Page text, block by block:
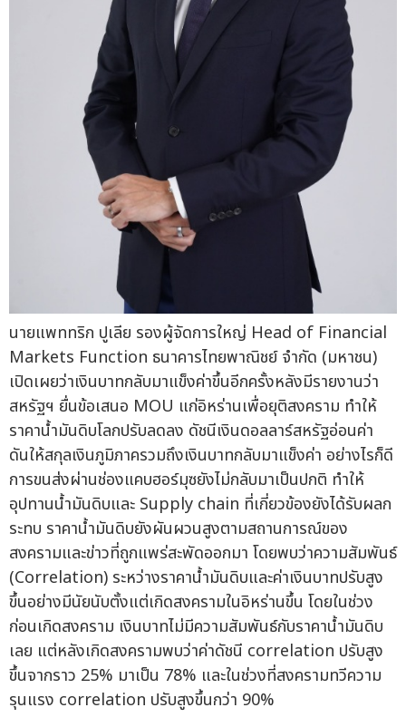
นายแพททริก ปูเลีย รองผู้จัดการใหญ่ Head of Financial
Markets Function ธนาคารไทยพาณิชย์ จำกัด (มหาชน)
เปิดเผยว่าเงินบาทกลับมาแข็งค่าขึ้นอีกครั้งหลังมีรายงานว่า
สหรัฐฯ ยื่นข้อเสนอ MOU แก่อิหร่านเพื่อยุติสงคราม ทำให้
ราคาน้ำมันดิบโลกปรับลดลง ดัชนีเงินดอลลาร์สหรัฐอ่อนค่า
ดันให้สกุลเงินภูมิภาครวมถึงเงินบาทกลับมาแข็งค่า อย่างไรก็ดี
การขนส่งผ่านช่องแคบฮอร์มุซยังไม่กลับมาเป็นปกติ ทำให้
อุปทานน้ำมันดิบและ Supply chain ที่เกี่ยวข้องยังได้รับผลก
ระทบ ราคาน้ำมันดิบยังผันผวนสูงตามสถานการณ์ของ
สงครามและข่าวที่ถูกแพร่สะพัดออกมา โดยพบว่าความสัมพันธ์
(Correlation) ระหว่างราคาน้ำมันดิบและค่าเงินบาทปรับสูง
ขึ้นอย่างมีนัยนับตั้งแต่เกิดสงครามในอิหร่านขึ้น โดยในช่วง
ก่อนเกิดสงคราม เงินบาทไม่มีความสัมพันธ์กับราคาน้ำมันดิบ
เลย แต่หลังเกิดสงครามพบว่าค่าดัชนี correlation ปรับสูง
ขึ้นจากราว 25% มาเป็น 78% และในช่วงที่สงครามทวีความ
รุนแรง correlation ปรับสูงขึ้นกว่า 90%